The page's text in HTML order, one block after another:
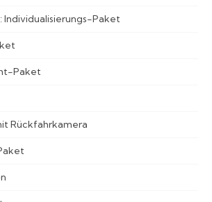
Individualisierungs-Paket
Paket
Rückfahrkamera